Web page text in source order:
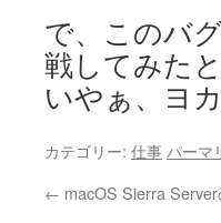
で、このバ
戦してみた
いやぁ、ヨ
カテゴリー: 仕事 パーマ
← macOS Sierra